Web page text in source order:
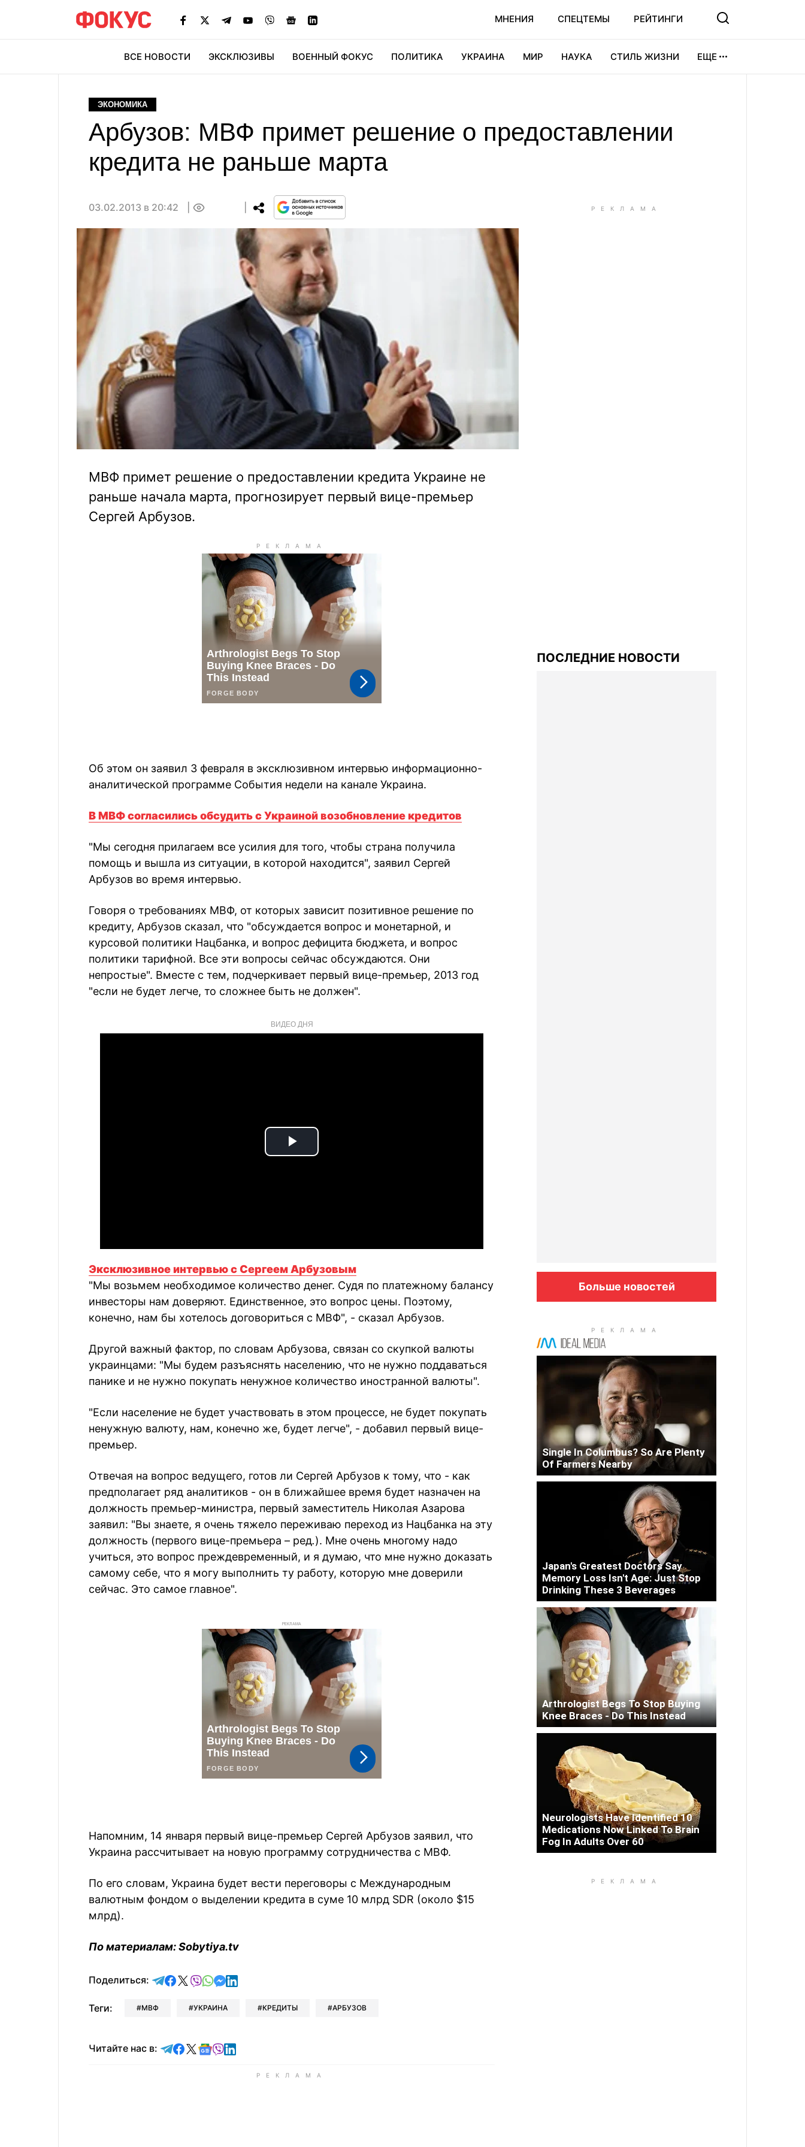
МНЕНИЯ СПЕЦТЕМЫ РЕЙТИНГИ
ВСЕ НОВОСТИ ЭКСКЛЮЗИВЫ ВОЕННЫЙ ФОКУС ПОЛИТИКА УКРАИНА МИР НАУКА СТИЛЬ ЖИЗНИ ЕЩЕ
ЭКОНОМИКА
Арбузов: МВФ примет решение о предоставлении
кредита не раньше марта
03.02.2013 в 20:42
МВФ примет решение о предоставлении кредита Украине не
раньше начала марта, прогнозирует первый вице-премьер
Сергей Арбузов.
Об этом он заявил 3 февраля в эксклюзивном интервью информационно-
аналитической программе События недели на канале Украина.
В МBФ согласились обсудить с Украиной возобновление кредитов
"Мы сегодня прилагаем все усилия для того, чтобы страна получила
помощь и вышла из ситуации, в которой находится", заявил Сергей
Арбузов во время интервью.
Говоря о требованиях МВФ, от которых зависит позитивное решение по
кредиту, Арбузов сказал, что "обсуждается вопрос и монетарной, и
курсовой политики Нацбанка, и вопрос дефицита бюджета, и вопрос
политики тарифной. Все эти вопросы сейчас обсуждаются. Они
непростые". Вместе с тем, подчеркивает первый вице-премьер, 2013 год
"если не будет легче, то сложнее быть не должен".
ВИДЕО ДНЯ
Play
Эксклюзивное интервью с Сергеем Арбузовым
"Мы возьмем необходимое количество денег. Судя по платежному балансу
инвесторы нам доверяют. Единственное, это вопрос цены. Поэтому,
конечно, нам бы хотелось договориться с МВФ", - сказал Арбузов.
Другой важный фактор, по словам Арбузова, связан со скупкой валюты
украинцами: "Мы будем разъяснять населению, что не нужно поддаваться
панике и не нужно покупать ненужное количество иностранной валюты".
"Если население не будет участвовать в этом процессе, не будет покупать
ненужную валюту, нам, конечно же, будет легче", - добавил первый вице-
премьер.
Отвечая на вопрос ведущего, готов ли Сергей Арбузов к тому, что - как
предполагает ряд аналитиков - он в ближайшее время будет назначен на
должность премьер-министра, первый заместитель Николая Азарова
заявил: "Вы знаете, я очень тяжело переживаю переход из Нацбанка на эту
должность (первого вице-премьера – ред.). Мне очень многому надо
учиться, это вопрос преждевременный, и я думаю, что мне нужно доказать
самому себе, что я могу выполнить ту работу, которую мне доверили
сейчас. Это самое главное".
РЕКЛАМА
Напомним, 14 января первый вице-премьер Сергей Арбузов заявил, что
Украина рассчитывает на новую программу сотрудничества с МВФ.
По его словам, Украина будет вести переговоры с Международным
валютным фондом о выделении кредита в суме 10 млрд SDR (около $15
млрд).
По материалам: Sobytiya.tv
Поделиться: отправить в Telegram
поделиться в Facebook
поделиться в X
отправить в Viber
отправить в Whatsapp
отправить в Messenger
отправить в LinkedIn
Теги: МВФ УКРАИНА КРЕДИТЫ АРБУЗОВ
Читайте нас в: Читайте в Telegram
Читайте в Facebook
Читайте в X
Читайте в Google news
Читайте в Viber
Читайте в LinkedIn
ПОСЛЕДНИЕ НОВОСТИ
Больше новостей